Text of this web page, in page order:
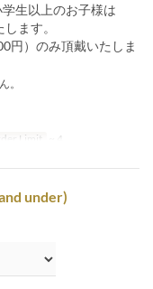
生以上のお子様は
ます。
円）のみ頂戴いたしま
。
Limit ~ 4
under)